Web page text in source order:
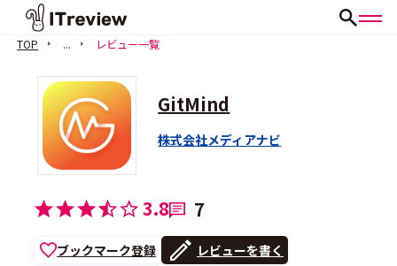
TOP ... レビュー一覧
GitMind
株式会社メディアナビ
3.8 7
ブックマーク登録 レビューを書く